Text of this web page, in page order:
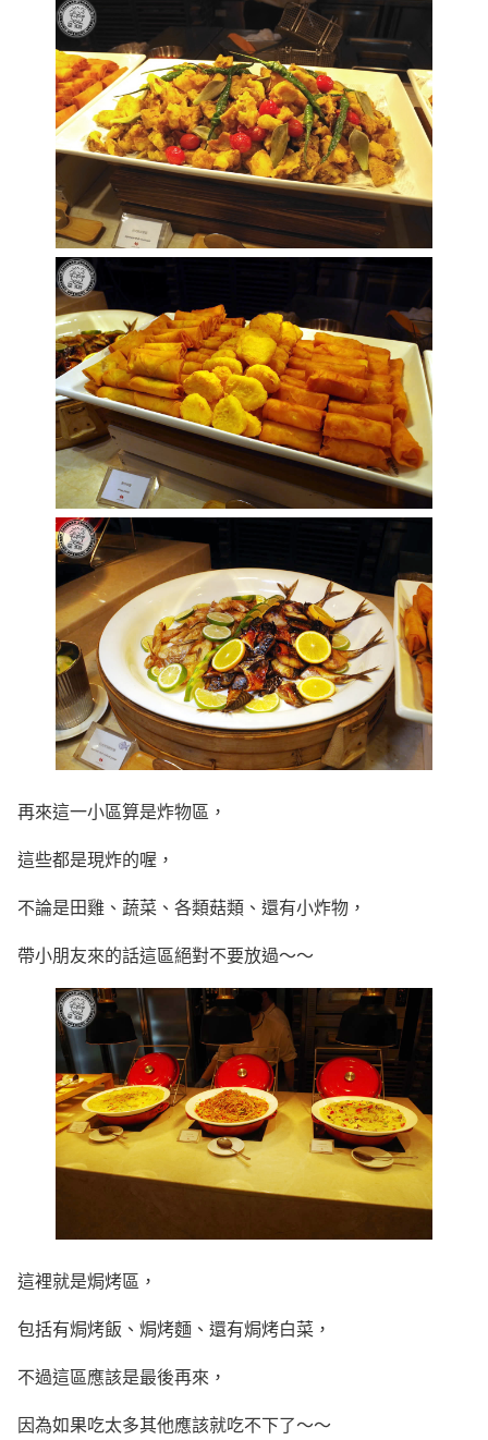
再來這一小區算是炸物區，
這些都是現炸的喔，
不論是田雞、蔬菜、各類菇類、還有小炸物，
帶小朋友來的話這區絕對不要放過～～
這裡就是焗烤區，
包括有焗烤飯、焗烤麵、還有焗烤白菜，
不過這區應該是最後再來，
因為如果吃太多其他應該就吃不下了～～